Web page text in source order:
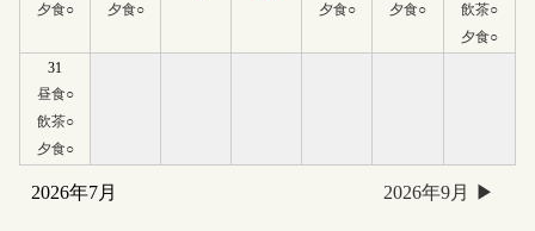
夕食○
夕食○
夕食○
夕食○
飲茶○
夕食○
31
昼食○
飲茶○
夕食○
2026年7月 2026年9月